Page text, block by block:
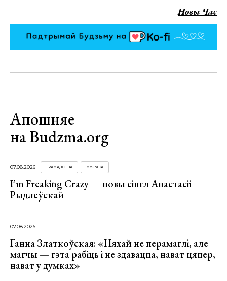
Новы Час
Апошняе
на Budzma.org
07.08.2026 ГРАМАДСТВА МУЗЫКА
I’m Freaking Crazy — новы сінгл Анастасіі
Рыдлеўскай
07.08.2026
Ганна Златкоўская: «Няхай не перамаглі, але
магчы — гэта рабіць і не здавацца, нават цяпер,
нават у думках»